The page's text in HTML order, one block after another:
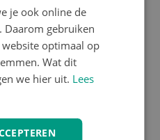
Riese & Müller
Riese & Müller Nevo5
Vario Core 600Wh
je ook online de
Daarom gebruiken
optimaal op
Wat dit
we hier uit. Lees